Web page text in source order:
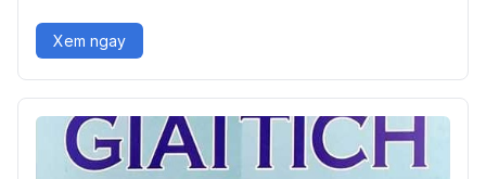
Xem ngay